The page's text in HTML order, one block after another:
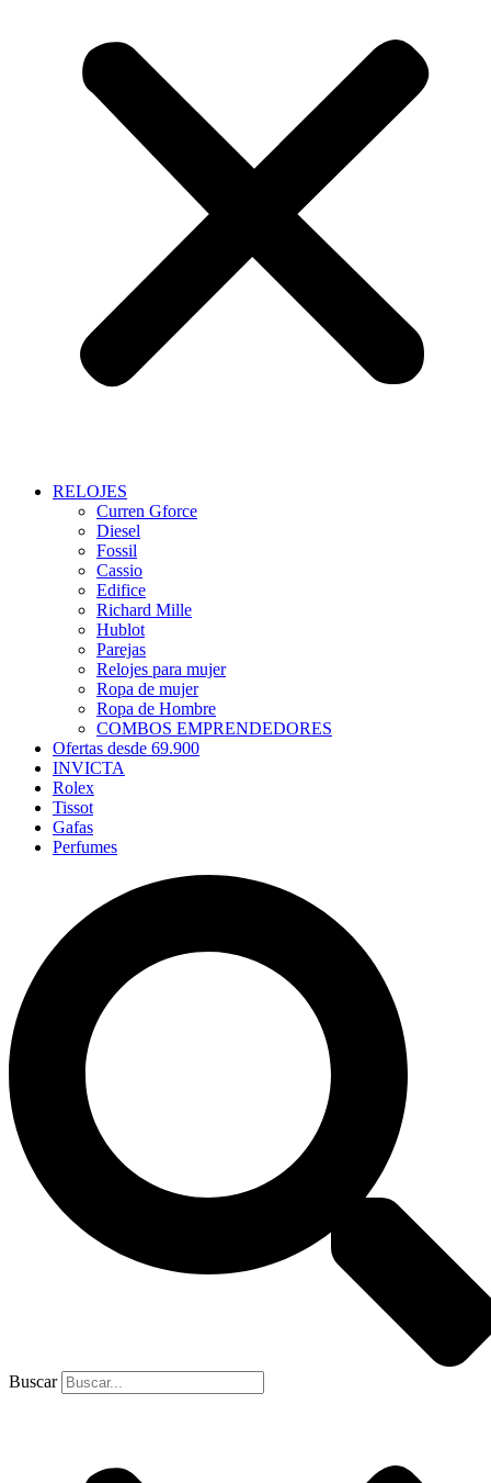
RELOJES
Curren Gforce
Diesel
Fossil
Cassio
Edifice
Richard Mille
Hublot
Parejas
Relojes para mujer
Ropa de mujer
Ropa de Hombre
COMBOS EMPRENDEDORES
Ofertas desde 69.900
INVICTA
Rolex
Tissot
Gafas
Perfumes
Buscar